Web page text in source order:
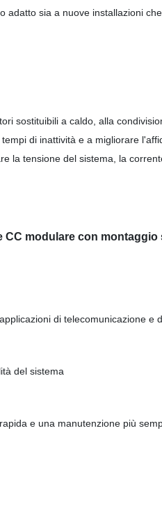
sia a nuove installazioni
sostituibili a caldo, alla
di inattività e a migliorare
la tensione del sistema, la
modulare con montaggio
di telecomunicazione e
del sistema
e una manutenzione più